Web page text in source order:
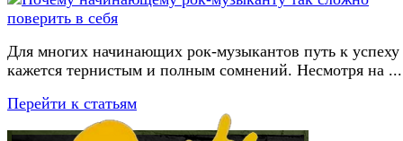
Для многих начинающих рок-музыкантов путь к успеху
кажется тернистым и полным сомнений. Несмотря на ...
Перейти к статьям